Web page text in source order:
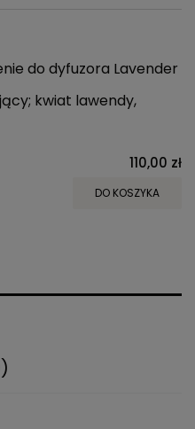
do dyfuzora Lavender
kwiat lawendy,
110,00 zł
DO KOSZYKA